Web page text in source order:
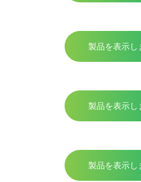
製品を表示し
製品を表示し
製品を表示し